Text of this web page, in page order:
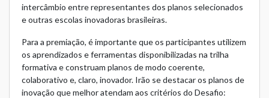
intercâmbio entre representantes dos planos selecionados
e outras escolas inovadoras brasileiras.
Para a premiação, é importante que os participantes utilizem
os aprendizados e ferramentas disponibilizadas na trilha
formativa e construam planos de modo coerente,
colaborativo e, claro, inovador. Irão se destacar os planos de
inovação que melhor atendam aos critérios do Desafio: